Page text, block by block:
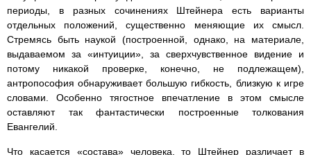
периоды, в разных сочинениях Штейнера есть варианты
отдельных положений, существенно меняющие их смысл.
Стремясь быть наукой (построенной, однако, на материале,
выдаваемом за «интуиции», за сверхчувственное видение и
потому никакой проверке, конечно, не подлежащем),
антропософия обнаруживает большую гибкость, близкую к игре
словами. Особенно тягостное впечатление в этом смысле
оставляют так фантастически построенные толкования
Евангелий.
Что касается «состава» человека, то Штейнер различает в